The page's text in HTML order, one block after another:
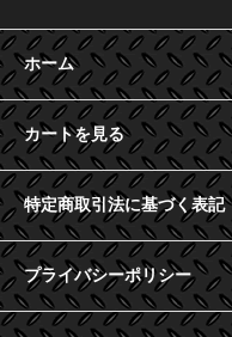
ホーム
カートを見る
特定商取引法に基づく表記
プライバシーポリシー